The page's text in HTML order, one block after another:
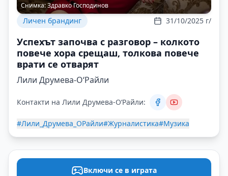
Снимка:Здравко Господинов
Личен брандинг 31/10/2025 г/
Успехът започва с разговор – колкото
повече хора срещаш, толкова повече
врати се отварят
Лили Друмева-О‘Райли
Контакти на Лили Друмева-О‘Райли:
#Лили_Друмева_ОРайли#Журналистика#Музика
Включи се в играта